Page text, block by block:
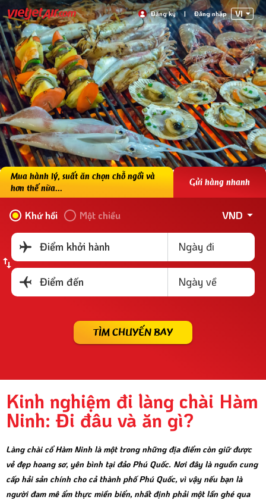
Đăng ký | Đăng nhập VI
Mua hành lý, suất ăn chọn chỗ ngồi và
hơn thế nữa...
Gửi hàng nhanh
Khứ hồi Một chiều VND
Điểm khởi hành Ngày đi
Điểm đến Ngày về
TÌM CHUYẾN BAY
Kinh nghiệm đi làng chài Hàm
Ninh: Đi đâu và ăn gì?
Làng chài cổ Hàm Ninh là một trong những địa điểm còn giữ được
vẻ đẹp hoang sơ, yên bình tại đảo Phú Quốc. Nơi đây là nguồn cung
cấp hải sản chính cho cả thành phố Phú Quốc, vì vậy nếu bạn là
người đam mê ẩm thực miền biển, nhất định phải một lần ghé qua